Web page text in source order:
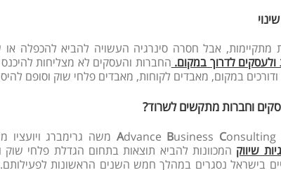
מתקיימות, אבל חסרה סינרגיה העשויה להביא להכפלה
ולעסקים לדרוך במקום. החברות והעסקים לא מצליחות
ודורכים במקום, מאבדים לקוחות, מאבדים פלחי שוק וסופם
וחברות מתקשים לשרוד?
Advance Business Consulting משה גרימברג ויועציו מעניקים למגוון רחב של חברות ועסקים
שיווק